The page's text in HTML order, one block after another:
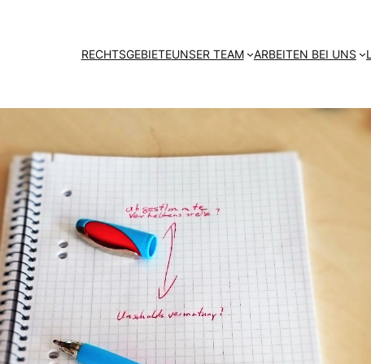
RECHTSGEBIETEUNSER TEAM ARBEITEN BEI UNS